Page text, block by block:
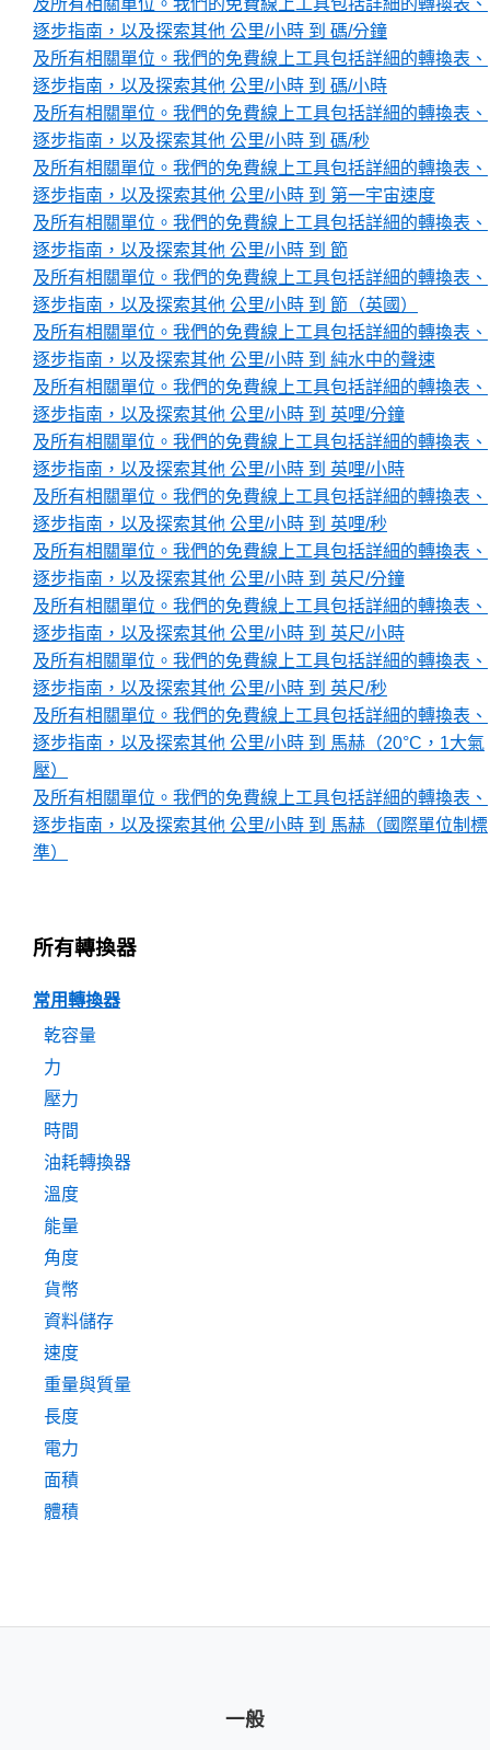
及所有相關單位。我們的免費線上工具包括詳細的轉換表、
逐步指南，以及探索其他 公里/小時 到 碼/分鐘
及所有相關單位。我們的免費線上工具包括詳細的轉換表、
逐步指南，以及探索其他 公里/小時 到 碼/小時
及所有相關單位。我們的免費線上工具包括詳細的轉換表、
逐步指南，以及探索其他 公里/小時 到 碼/秒
及所有相關單位。我們的免費線上工具包括詳細的轉換表、
逐步指南，以及探索其他 公里/小時 到 第一宇宙速度
及所有相關單位。我們的免費線上工具包括詳細的轉換表、
逐步指南，以及探索其他 公里/小時 到 節
及所有相關單位。我們的免費線上工具包括詳細的轉換表、
逐步指南，以及探索其他 公里/小時 到 節（英國）
及所有相關單位。我們的免費線上工具包括詳細的轉換表、
逐步指南，以及探索其他 公里/小時 到 純水中的聲速
及所有相關單位。我們的免費線上工具包括詳細的轉換表、
逐步指南，以及探索其他 公里/小時 到 英哩/分鐘
及所有相關單位。我們的免費線上工具包括詳細的轉換表、
逐步指南，以及探索其他 公里/小時 到 英哩/小時
及所有相關單位。我們的免費線上工具包括詳細的轉換表、
逐步指南，以及探索其他 公里/小時 到 英哩/秒
及所有相關單位。我們的免費線上工具包括詳細的轉換表、
逐步指南，以及探索其他 公里/小時 到 英尺/分鐘
及所有相關單位。我們的免費線上工具包括詳細的轉換表、
逐步指南，以及探索其他 公里/小時 到 英尺/小時
及所有相關單位。我們的免費線上工具包括詳細的轉換表、
逐步指南，以及探索其他 公里/小時 到 英尺/秒
及所有相關單位。我們的免費線上工具包括詳細的轉換表、
逐步指南，以及探索其他 公里/小時 到 馬赫（20°C，1大氣
壓）
及所有相關單位。我們的免費線上工具包括詳細的轉換表、
逐步指南，以及探索其他 公里/小時 到 馬赫（國際單位制標
準）
所有轉換器
常用轉換器
乾容量
力
壓力
時間
油耗轉換器
溫度
能量
角度
貨幣
資料儲存
速度
重量與質量
長度
電力
面積
體積
一般